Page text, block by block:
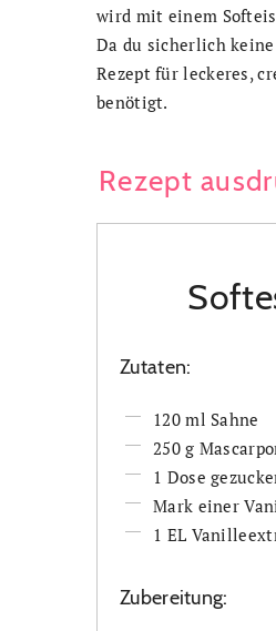
wird mit einem
Da du sicherlich
Rezept für leckeres,
benötigt.
Rezept
Zutaten:
120 ml Sahne
250 g
1 Dose
Mark einer
1 EL
Zubereitung: